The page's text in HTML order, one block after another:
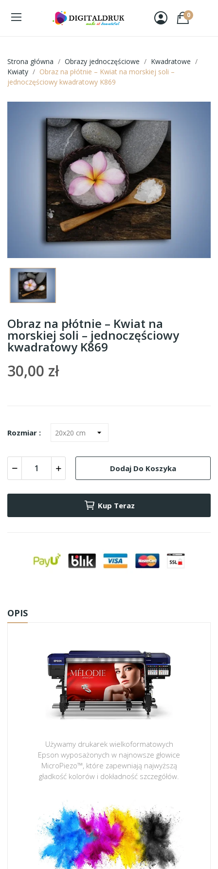
0
Strona główna Obrazy jednoczęściowe
Kwadratowe
Kwiaty
Obraz na płótnie – Kwiat na morskiej soli –
jednoczęściowy kwadratowy K869
Obraz na płótnie – Kwiat na
morskiej soli – jednoczęściowy
kwadratowy K869
30,00 zł
Rozmiar :
Dodaj Do Koszyka
Kup Teraz
OPIS
Używamy drukarek wielkoformatowych
Epson wyposażonych w najnowsze głowice
MicroPiezo™, które zapewniają najwyższą
gładkość kolorów i dokładność szczegółów.